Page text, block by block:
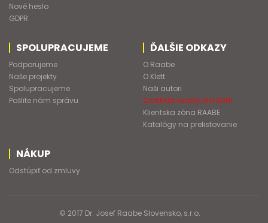
Nové heslo
GDPR
SPOLUPRACUJEME
Podporujeme
Naše projekty
Spolupracujeme
Pošlite nám správu
ĎALŠIE ODKAZY
O Raabe
O Klett
Naši autori
Certifikát kvality ISO 9001
Klientska zóna RAABE
Katalógy na prelistovanie
NÁKUP
Odstúpiť od zmluvy
© 2017 Dr. Josef Raabe Slovensko, s.r.o.